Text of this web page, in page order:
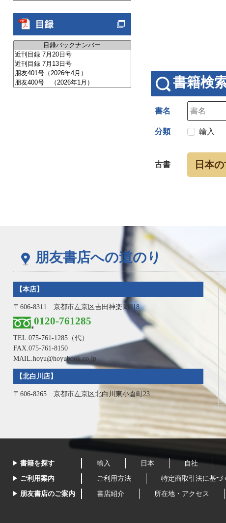
書籍検
書名
分類 輸入
古書 日本
朋友書店への道のり
【本店】
〒606-8311 京都市左京区吉田神楽岡町8
0120-761285
TEL. 075-761-1285（代）
FAX.075-761-8150
MAIL.hoyu@hoyubook.co.jp
【北白川店】
〒606-8265 京都市左京区北白川東小倉町23
書籍を探す 輸入 日本 自社
ご利用案内 ご利用方法 特定商取引法に基づ
朋友書店のご案内 書店紹介 所在地・アクセス